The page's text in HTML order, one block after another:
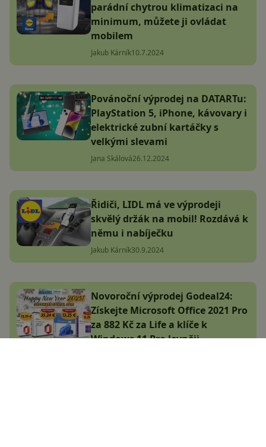
parádní chytrou klimatizaci na
minimum, můžete ji ovládat
mobilem
Jakub Kárník10.7.2024
Povánoční výprodej na DATARTu:
PlayStation 5, iPhone, kávovary i
elektrické zubní kartáčky s
velkými slevami
Jana Skálová26.12.2024
Řidiči, LIDL má ve výprodeji
skvělý držák na mobil! Rozdává k
němu i nabíječku
Jakub Kárník30.9.2024
Novoroční výprodej Godeal24:
Získejte Microsoft Office 2021 Pro
za 882 Kč za Life a klíče k
Windows 11 Pro levněji